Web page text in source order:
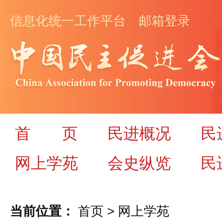
信息化统一工作平台 邮箱登录
首 页 民进概况
民
网上学苑
会史纵览 民
当前位置： 首页 > 网上学苑